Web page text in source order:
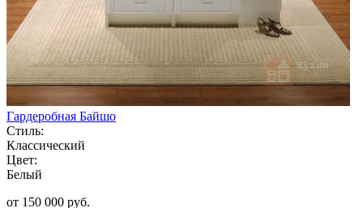
Гардеробная Байшо
Стиль:
Классический
Цвет:
Белый
от 150 000 руб.